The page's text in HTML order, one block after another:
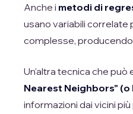
Anche i metodi di
usano variabili correlate
complesse,
Un'altra tecnica che può
Nearest Neighbors" (o
informazioni dai vicini